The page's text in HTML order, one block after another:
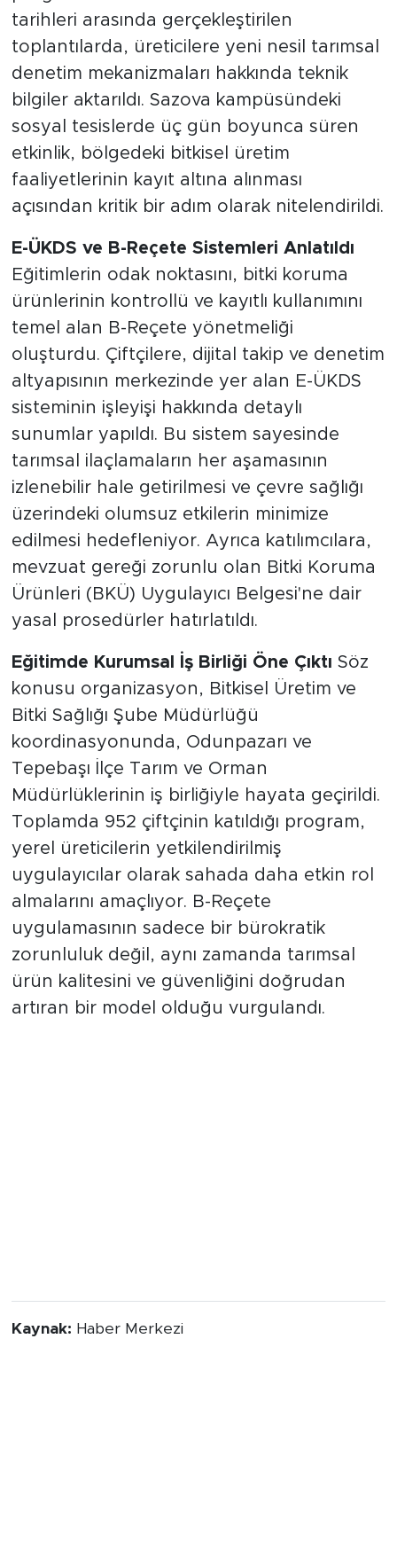
programı düzenledi. 20-22 Nisan 2026
tarihleri arasında gerçekleştirilen
toplantılarda, üreticilere yeni nesil tarımsal
denetim mekanizmaları hakkında teknik
bilgiler aktarıldı. Sazova kampüsündeki
sosyal tesislerde üç gün boyunca süren
etkinlik, bölgedeki bitkisel üretim
faaliyetlerinin kayıt altına alınması
E-ÜKDS ve B-Reçete Sistemleri Anlatıldı
Eğitimlerin odak noktasını, bitki koruma
ürünlerinin kontrollü ve kayıtlı kullanımını
temel alan B-Reçete yönetmeliği
oluşturdu. Çiftçilere, dijital takip ve denetim
altyapısının merkezinde yer alan E-ÜKDS
sisteminin işleyişi hakkında detaylı
sunumlar yapıldı. Bu sistem sayesinde
tarımsal ilaçlamaların her aşamasının
izlenebilir hale getirilmesi ve çevre sağlığı
üzerindeki olumsuz etkilerin minimize
edilmesi hedefleniyor. Ayrıca katılımcılara,
mevzuat gereği zorunlu olan Bitki Koruma
Ürünleri (BKÜ) Uygulayıcı Belgesi'ne dair
Eğitimde Kurumsal İş Birliği Öne Çıktı Söz
konusu organizasyon, Bitkisel Üretim ve
Bitki Sağlığı Şube Müdürlüğü
koordinasyonunda, Odunpazarı ve
Tepebaşı İlçe Tarım ve Orman
Müdürlüklerinin iş birliğiyle hayata geçirildi.
Toplamda 952 çiftçinin katıldığı program,
yerel üreticilerin yetkilendirilmiş
uygulayıcılar olarak sahada daha etkin rol
almalarını amaçlıyor. B-Reçete
uygulamasının sadece bir bürokratik
zorunluluk değil, aynı zamanda tarımsal
ürün kalitesini ve güvenliğini doğrudan